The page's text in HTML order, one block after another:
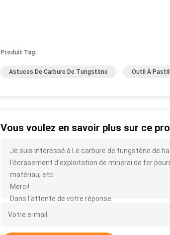
Produit Tag:
Astuces De Carbure De Tungstène Outil À
Vous voulez en savoir plus sur ce
Je suis intéressé à Le carbure de tungstène de
l'écrasement d'exploitation de minerai de fer
matériau, etc.
Merci!
Dans l'attente de votre réponse.